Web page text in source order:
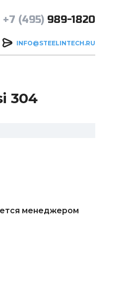
+7 (495) 989-1820
INFO@STEELINTECH.RU
304
менеджером